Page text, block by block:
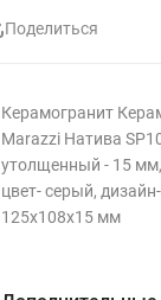
Поделиться
Керамогранит
Marazzi Натива
утолщенный - 15
цвет- серый,
125x108x15 мм